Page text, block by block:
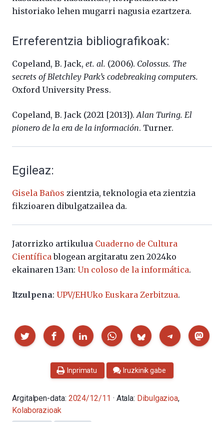
historiako lehen mugarri nagusia ezartzera.
Erreferentzia bibliografikoak:
Copeland, B. Jack, et. al. (2006). Colossus. The
secrets of Bletchley Park’s codebreaking computers.
Oxford University Press.
Copeland, B. Jack (2021 [2013]).Alan Turing. El
pionero de la era de la información. Turner.
Egileaz:
Gisela Baños zientzia, teknologia eta zientzia
fikzioaren dibulgatzailea da.
Jatorrizko artikulua Cuaderno de Cultura
Científicablogean argitaratu zen 2024ko
ekainaren 13an: Un coloso de la informática.
Itzulpena: UPV/EHUko Euskara Zerbitzua.
Partekatu
Inprimatu Iruzkinik gabe
Argitalpen-data: 2024/12/11 · Atala: Dibulgazioa,
Kolaborazioak